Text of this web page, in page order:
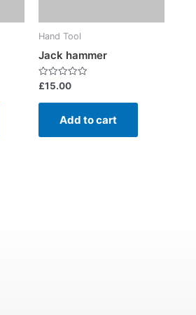
Hand Tool
Jack hammer
Rated
out
£15.00
Add to cart